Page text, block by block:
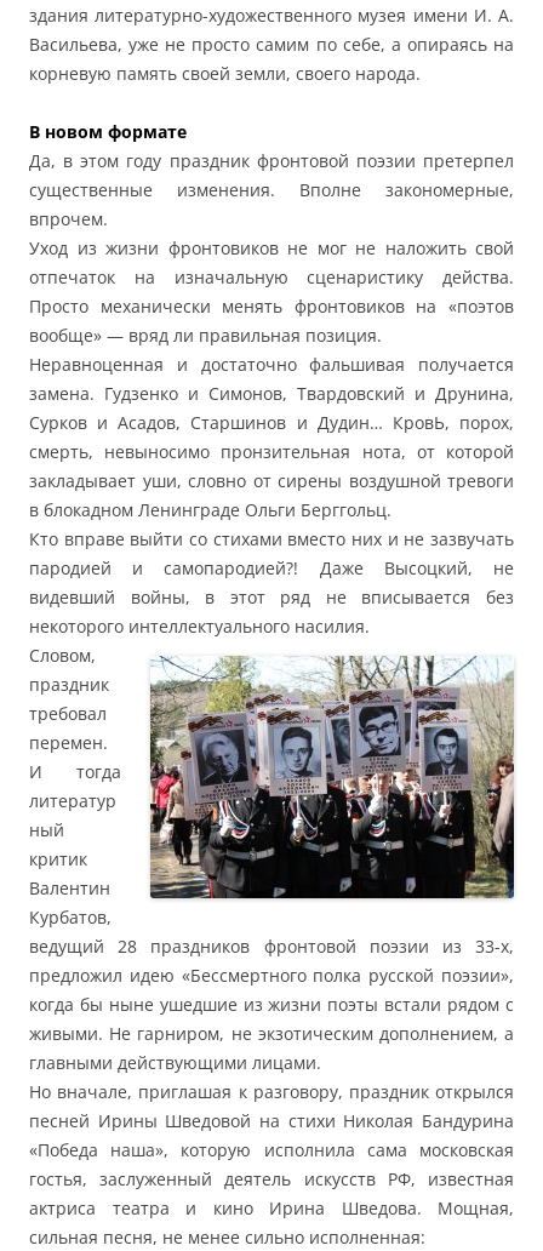
здания литературно-художественного музея имени И. А.
Васильева, уже не просто самим по себе, а опираясь на
корневую память своей земли, своего народа.
В новом формате
Да, в этом году праздник фронтовой поэзии претерпел
существенные изменения. Вполне закономерные,
впрочем.
Уход из жизни фронтовиков не мог не наложить свой
отпечаток на изначальную сценаристику действа.
Просто механически менять фронтовиков на «поэтов
вообще» — вряд ли правильная позиция.
Неравноценная и достаточно фальшивая получается
замена. Гудзенко и Симонов, Твардовский и Друнина,
Сурков и Асадов, Старшинов и Дудин… КровЬ, порох,
смерть, невыносимо пронзительная нота, от которой
закладывает уши, словно от сирены воздушной тревоги
в блокадном Ленинграде Ольги Берггольц.
Кто вправе выйти со стихами вместо них и не зазвучать
пародией и самопародией?! Даже Высоцкий, не
видевший войны, в этот ряд не вписывается без
некоторого интеллектуального насилия.
Словом,
праздник
требовал
перемен.
И тогда
литератур
ный
критик
Валентин
Курбатов,
ведущий 28 праздников фронтовой поэзии из 33-х,
предложил идею «Бессмертного полка русской поэзии»,
когда бы ныне ушедшие из жизни поэты встали рядом с
живыми. Не гарниром, не экзотическим дополнением, а
главными действующими лицами.
Но вначале, приглашая к разговору, праздник открылся
песней Ирины Шведовой на стихи Николая Бандурина
«Победа наша», которую исполнила сама московская
гостья, заслуженный деятель искусств РФ, известная
актриса театра и кино Ирина Шведова. Мощная,
сильная песня, не менее сильно исполненная: